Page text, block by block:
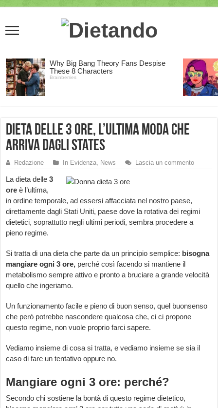
Dieta delle 3 ore, l’ultima moda che
arriva dagli States
Redazione In Evidenza, News Lascia un commento
La dieta delle3
ore è l’ultima,
in ordine temporale, ad essersi affacciata nel nostro paese,
direttamente dagli Stati Uniti, paese dove la rotativa dei regimi
dietetici, soprattutto negli ultimi periodi, sembra procedere a
pieno regime.
Si tratta di una dieta che parte da un principio semplice: bisogna
mangiare ogni 3 ore, perché così facendo si mantiene il
metabolismo sempre attivo e pronto a bruciare a grande velocità
quello che ingeriamo.
Un funzionamento facile e pieno di buon senso, quel buonsenso
che però potrebbe nascondere qualcosa che, ci ci propone
questo regime, non vuole proprio farci sapere.
Vediamo insieme di cosa si tratta, e vediamo insieme se sia il
caso di fare un tentativo oppure no.
Mangiare ogni 3 ore: perché?
Secondo chi sostiene la bontà di questo regime dietetico,